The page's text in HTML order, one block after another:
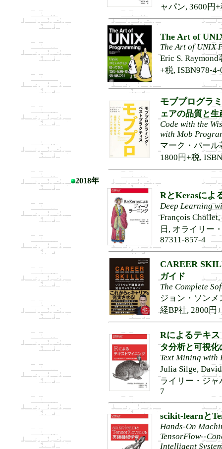
ャパン, 3600円
The Art of
The Art of UNIX
Eric S.
+税, ISBN978-
モブプログラ
ェアの品質と
Code with the
with Mob
マーク・パール
1800円+税,
2018年
RとKerasによ
Deep Learning
François
日, オライリー
87311-857-4
CAREER
ガイド
The Complete
ジョン・ソンメ
経BP社, 2800円
Rによるテキ
タ分析と可視化
Text Mining with
Julia Silge,
ライリー・ジャ
7
scikit-learnと
Hands-On
TensorFlow--
Intelligent